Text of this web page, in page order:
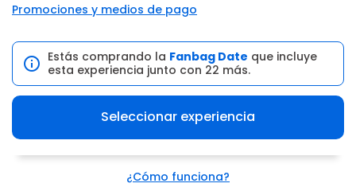
Promociones y medios de pago
Estás comprando la Fanbag Date que incluye
esta experiencia junto con 22 más.
Seleccionar experiencia
¿Cómo funciona?